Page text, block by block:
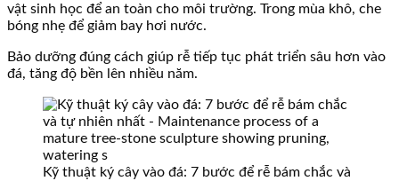
vật sinh học để an toàn cho môi trường. Trong mùa khô, che
bóng nhẹ để giảm bay hơi nước.
Bảo dưỡng đúng cách giúp rễ tiếp tục phát triển sâu hơn vào
đá, tăng độ bền lên nhiều năm.
Kỹ thuật ký cây vào đá: 7 bước để rễ bám chắc và